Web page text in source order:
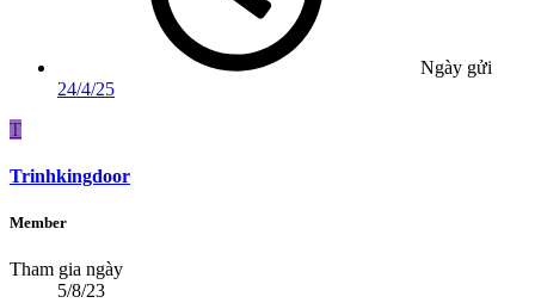
Ngày gửi
24/4/25
T
Trinhkingdoor
Member
Tham gia ngày
5/8/23